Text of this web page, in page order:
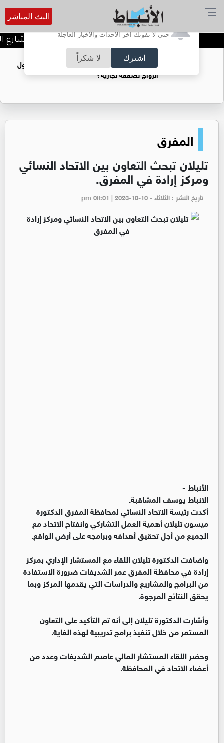
أترغب في تفعيل الإشعارات؟
حتى لا تفوتك آخر الأحداث والأخبار العاجلة
اشترك لا شكراً
البث المباشر
توقيف شبكات دعارة في شارع
فتيات يستغللنه لتحقيق مكاسب مادية.. هل تحول
الزواج لصفقة تجارية؟
المفرق
تليلان تبحث التعاون بين الاتحاد النسائي
ومركز إرادة في المفرق.
تاريخ النشر : الثلاثاء - pm 08:01 | 2023-10-10
الأنباط -
الانباط يوسف المشاقبة.
أكدت رئيسة الاتحاد النسائي لمحافظة المفرق الدكتورة
ميسون تليلان أهمية العمل التشاركي وانفتاح الاتحاد مع
الجميع من أجل تحقيق أهدافه وبرامجه على أرض الواقع.
واضافت الدكتورة تليلان اللقاء مع المستشار الإداري بمركز
إرادة في محافظة المفرق عمر الشديفات ضرورة الاستفادة
من البرامج والمشاريع والدراسات التي يقدمها المركز وبما
يحقق النتائج المرجوة.
وأشارت الدكتورة تليلان إلى أنه تم التأكيد على التعاون
المستمر من خلال تنفيذ برامج تدريبية لهذه الغاية.
وحضر اللقاء المستشار المالي عاصم الشديفات وعدد من
أعضاء الاتحاد في المحافظة.